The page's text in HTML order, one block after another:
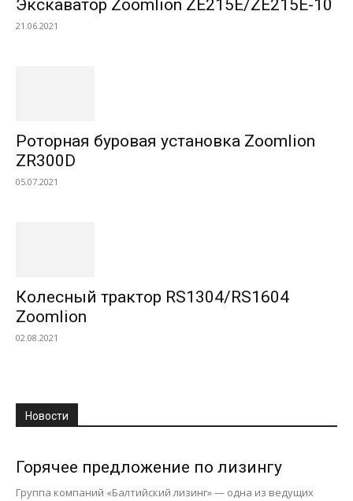
Экскаватор Zoomlion ZE215E/ZE215E-10
21.06.2021
Роторная буровая установка Zoomlion
ZR300D
05.07.2021
Колесный трактор RS1304/RS1604
Zoomlion
02.08.2021
Новости
Горячее предложение по лизингу
Группа компаний «Балтийский лизинг» — одна из ведущих